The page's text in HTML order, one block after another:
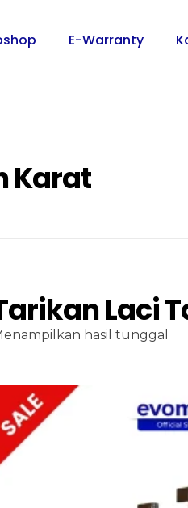
E-Warranty
Karat
Laci
hasil tunggal